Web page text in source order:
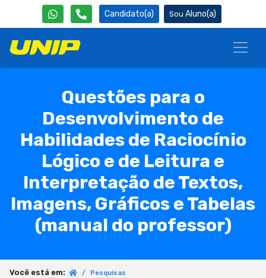
Candidato(a) Aluno(a)
Questões para o
Desenvolvimento de
Habilidades de Raciocínio
Lógico e de Leitura e
Interpretação de Textos,
Imagens, Gráficos e Tabelas
(manual do professor)
Você está em:
Pesquisas